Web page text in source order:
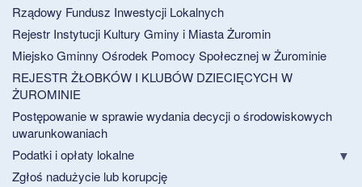
Rządowy Fundusz Inwestycji Lokalnych
Rejestr Instytucji Kultury Gminy i Miasta Żuromin
Miejsko Gminny Ośrodek Pomocy Społecznej w Żurominie
REJESTR ŻŁOBKÓW I KLUBÓW DZIECIĘCYCH W
ŻUROMINIE
Postępowanie w sprawie wydania decycji o środowiskowych
uwarunkowaniach
Podatki i opłaty lokalne
Zgłoś nadużycie lub korupcję